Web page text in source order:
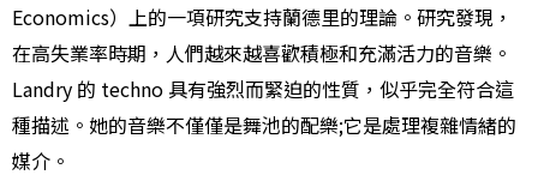
Economics）上的一項研究支持蘭德里的理論。研究發現，
在高失業率時期，人們越來越喜歡積極和充滿活力的音樂。
Landry 的 techno 具有強烈而緊迫的性質，似乎完全符合這
種描述。她的音樂不僅僅是舞池的配樂;它是處理複雜情緒的
媒介。